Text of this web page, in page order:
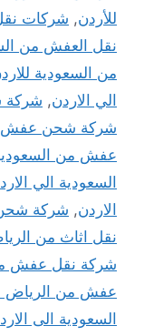
للأردن, شركات
نقل العفش من
من السعودية
الي الاردن, شركة
شركة شحن عفش
عفش من
السعودية الي
الاردن, شركة شحن
نقل اثاث من
شركة نقل عفش
عفش من الرياض
السعودية الى